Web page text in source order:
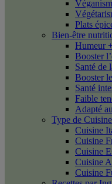
Plats
Bien-être
Humeur
Booster
Santé de
Booster
Santé
Faible
Adapté
Type de Cuisine
Cuisine
Cuisine
Cuisine
Cuisine
Cuisine